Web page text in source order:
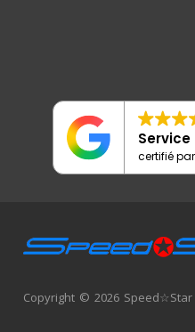
certifié
Copyright © 2026 Speed☆Star